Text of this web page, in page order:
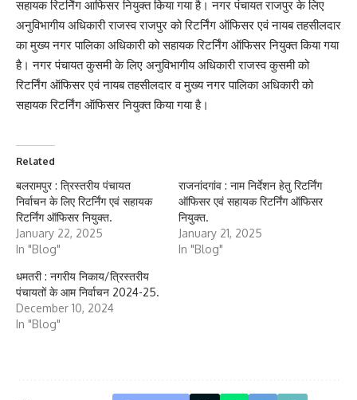
सहायक रिटर्निंग आफिसर नियुक्त किया गया है। नगर पंचायत राजपुर के लिए
अनुविभागीय अधिकारी राजस्व राजपुर को रिटर्निंग ऑफिसर एवं नायब तहसीलदार
का मुख्य नगर पालिका अधिकारी को सहायक रिटर्निंग ऑफिसर नियुक्त किया गया
है। नगर पंचायत कुसमी के लिए अनुविभागीय अधिकारी राजस्व कुसमी को
रिटर्निंग ऑफिसर एवं नायब तहसीलदार व मुख्य नगर पालिका अधिकारी को
सहायक रिटर्निंग ऑफिसर नियुक्त किया गया है।
Related
बलरामपुर : त्रिस्तरीय पंचायत
निर्वाचन के लिए रिटर्निंग एवं सहायक
रिटर्निंग ऑफिसर नियुक्त.
January 22, 2025
In "Blog"
राजनांदगांव : नाम निर्देशन हेतु रिटर्निंग
ऑफिसर एवं सहायक रिटर्निंग ऑफिसर
नियुक्त.
January 21, 2025
In "Blog"
धमतरी : नगरीय निकाय/त्रिस्तरीय
पंचायतों के आम निर्वाचन 2024-25.
December 10, 2024
In "Blog"